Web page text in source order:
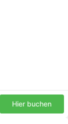
Hier buchen